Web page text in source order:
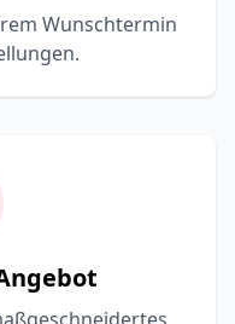
Wunschtermin